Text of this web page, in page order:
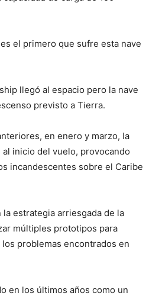
el primero que sufre esta nave
llegó al espacio pero la nave
previsto a Tierra.
en enero y marzo, la
inicio del vuelo, provocando
incandescentes sobre el Caribe
estrategia arriesgada de la
múltiples prototipos para
problemas encontrados en
en los últimos años como un